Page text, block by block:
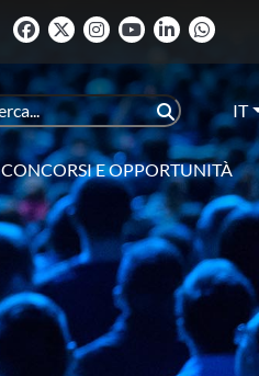
IT
CONCORSI E OPPORTUNITÀ